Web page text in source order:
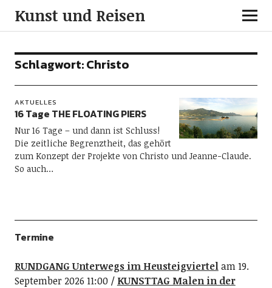
Kunst und Reisen
Schlagwort:Christo
AKTUELLES
16 Tage THE FLOATING PIERS
Nur 16 Tage – und dann ist Schluss!
Die zeitliche Begrenztheit, das gehört
zum Konzept der Projekte von Christo und Jeanne-Claude.
So auch…
Termine
RUNDGANG Unterwegs im Heusteigviertelam 19.
September 2026 11:00
KUNSTTAG Malen in der